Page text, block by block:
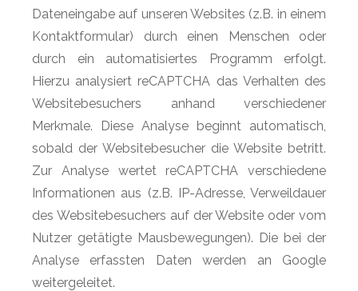
Dateneingabe auf unseren Websites (z.B. in einem
Kontaktformular) durch einen Menschen oder
durch ein automatisiertes Programm erfolgt.
Hierzu analysiert reCAPTCHA das Verhalten des
Websitebesuchers anhand verschiedener
Merkmale. Diese Analyse beginnt automatisch,
sobald der Websitebesucher die Website betritt.
Zur Analyse wertet reCAPTCHA verschiedene
Informationen aus (z.B. IP-Adresse, Verweildauer
des Websitebesuchers auf der Website oder vom
Nutzer getätigte Mausbewegungen). Die bei der
Analyse erfassten Daten werden an Google
weitergeleitet.